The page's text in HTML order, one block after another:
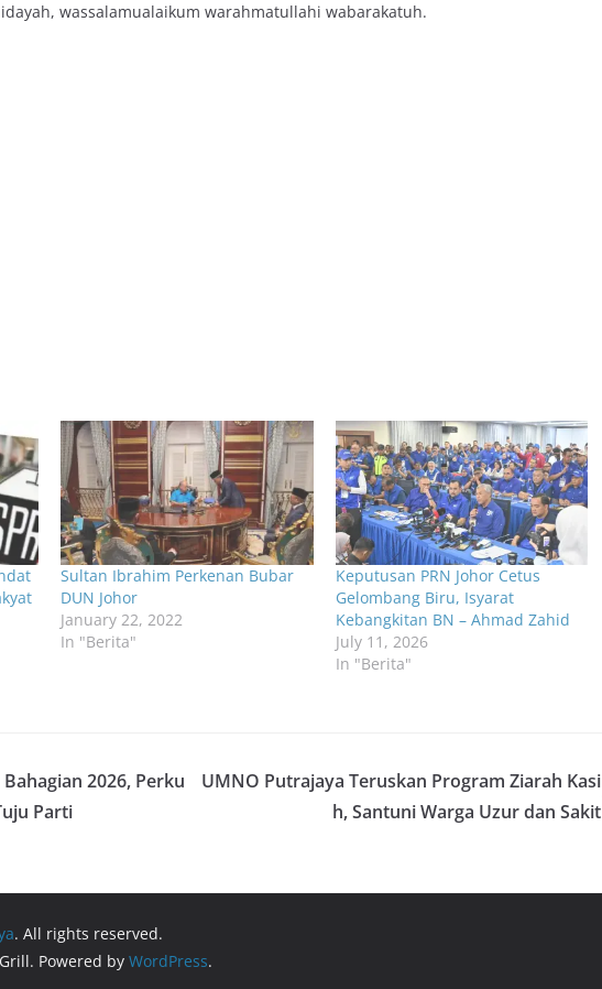
wassalamualaikum warahmatullahi wabarakatuh.
Sultan Ibrahim Perkenan Bubar
DUN Johor
January 22, 2022
In "Berita"
Keputusan PRN Johor Cetus
Gelombang Biru, Isyarat
Kebangkitan BN – Ahmad Zahid
July 11, 2026
In "Berita"
2026, Perku
Parti
UMNO Putrajaya Teruskan Program Ziarah Kasi
h, Santuni Warga Uzur dan Sakit
. All rights reserved.
Powered by WordPress.